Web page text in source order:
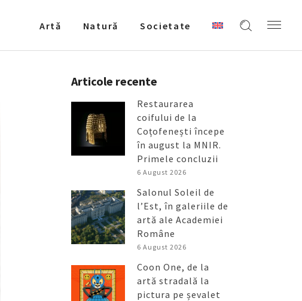
Artǎ Natură Societate
Articole recente
Restaurarea
coifului de la
Coțofenești începe
în august la MNIR.
Primele concluzii
6 August 2026
Salonul Soleil de
l’Est, în galeriile de
artă ale Academiei
Române
6 August 2026
Coon One, de la
artă stradală la
pictura pe șevalet